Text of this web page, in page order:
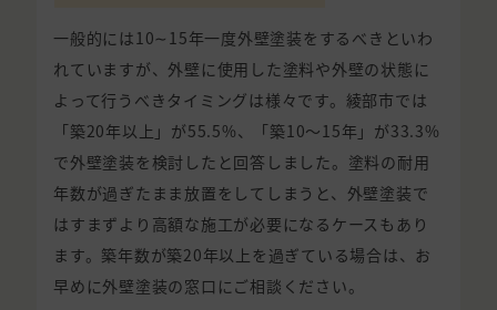
一般的には10∼15年一度外壁塗装をするべきといわ
れていますが、外壁に使用した塗料や外壁の状態に
よって行うべきタイミングは様々です。綾部市では
「築20年以上」が55.5%、「築10〜15年」が33.3%
で外壁塗装を検討したと回答しました。塗料の耐用
年数が過ぎたまま放置をしてしまうと、外壁塗装で
はすまずより高額な施工が必要になるケースもあり
ます。築年数が築20年以上を過ぎている場合は、お
早めに外壁塗装の窓口にご相談ください。